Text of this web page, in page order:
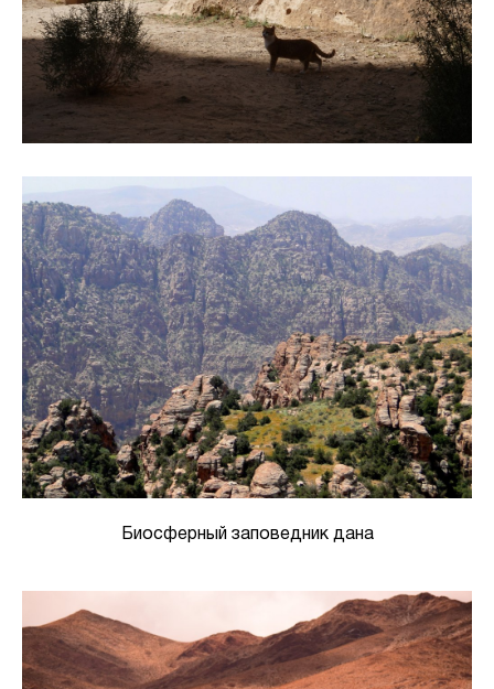
Биосферный заповедник дана